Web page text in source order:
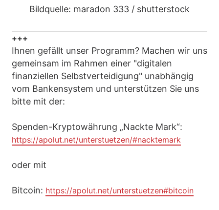
Bildquelle: maradon 333 / shutterstock
+++
Ihnen gefällt unser Programm? Machen wir uns
gemeinsam im Rahmen einer "digitalen
finanziellen Selbstverteidigung" unabhängig
vom Bankensystem und unterstützen Sie uns
bitte mit der:
Spenden-Kryptowährung „Nackte Mark“:
https://apolut.net/unterstuetzen/#nacktemark
oder mit
Bitcoin: https://apolut.net/unterstuetzen#bitcoin